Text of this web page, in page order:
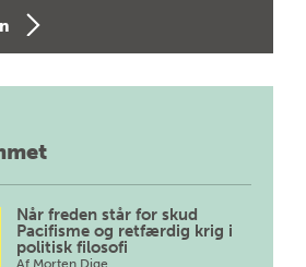
Når freden står for skud
Pacifisme og retfærdig krig i
politisk filosofi
Af Morten Dige